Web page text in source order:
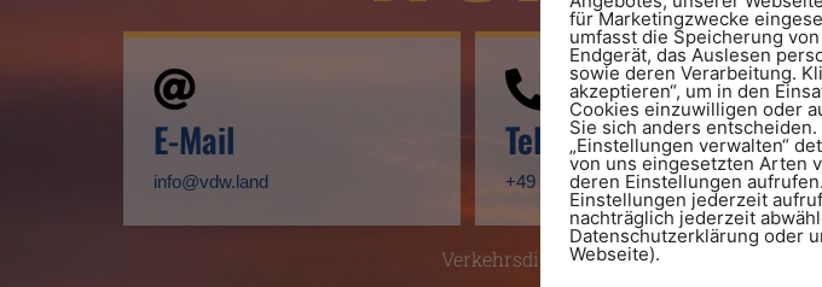
E-Mail
info@vdw.land
Telefon
+49 711 794 77 93
Verkehrsdienst Württemberg e.V. -
für Marketingzwecke
umfasst die Speicherung
Endgerät, das Auslesen
sowie deren Verarbeitung.
akzeptieren“, um in den
Cookies einzuwilligen oder
Sie sich anders
„Einstellungen verwalten“
von uns eingesetzten Arten
deren Einstellungen
Einstellungen jederzeit
nachträglich jederzeit
Datenschutzerklärung oder
Webseite).